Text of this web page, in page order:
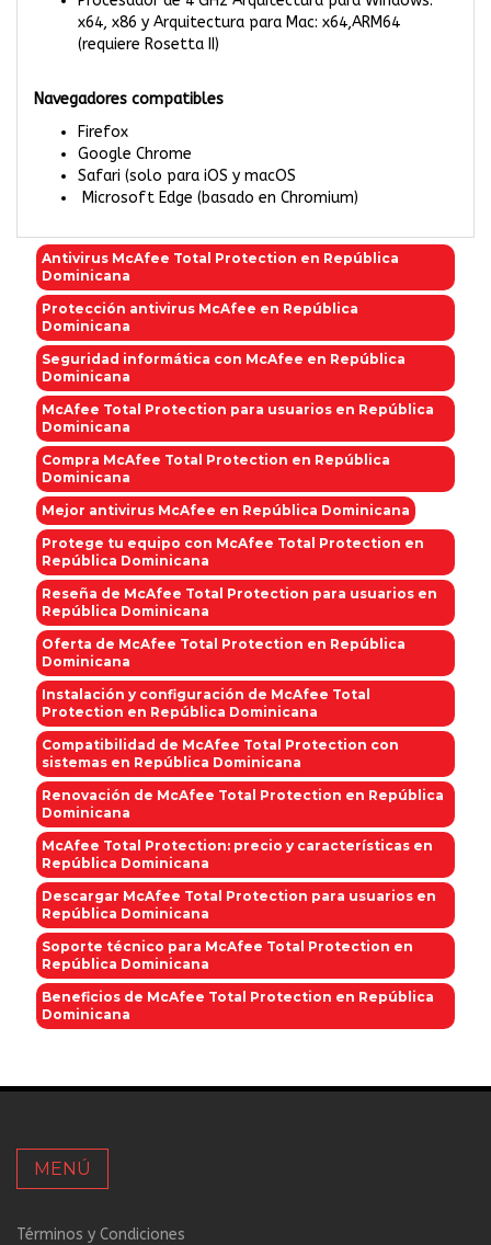
x64, x86 y Arquitectura para Mac: x64,ARM64
(requiere Rosetta II)
Navegadores compatibles
Firefox
Google Chrome
Safari (solo para iOS y macOS
Microsoft Edge (basado en Chromium)
Antivirus McAfee Total Protection en República
Dominicana
Protección antivirus McAfee en República
Dominicana
Seguridad informática con McAfee en República
Dominicana
McAfee Total Protection para usuarios en República
Dominicana
Compra McAfee Total Protection en República
Dominicana
Mejor antivirus McAfee en República Dominicana
Protege tu equipo con McAfee Total Protection en
República Dominicana
Reseña de McAfee Total Protection para usuarios en
República Dominicana
Oferta de McAfee Total Protection en República
Dominicana
Instalación y configuración de McAfee Total
Protection en República Dominicana
Compatibilidad de McAfee Total Protection con
sistemas en República Dominicana
Renovación de McAfee Total Protection en República
Dominicana
McAfee Total Protection: precio y características en
República Dominicana
Descargar McAfee Total Protection para usuarios en
República Dominicana
Soporte técnico para McAfee Total Protection en
República Dominicana
Beneficios de McAfee Total Protection en República
Dominicana
MENÚ
Términos y Condiciones